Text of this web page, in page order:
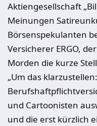
Aktiengesellschaft
Meinungen
Börsenspekulanten
Versicherer ERGO,
Morden die kurze
„Um das
und Cartoonisten
und die erst kürzlich